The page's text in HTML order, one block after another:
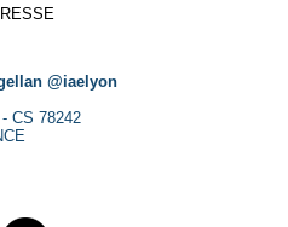
@iaelyon
CS 78242